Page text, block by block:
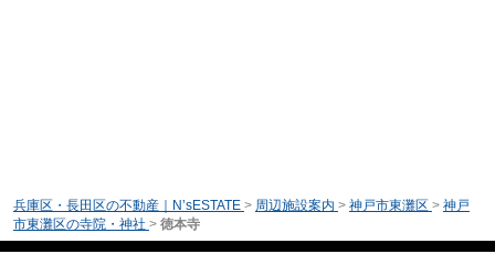
兵庫区・長田区の不動産｜N’sESTATE > 周辺施設案内 > 神戸市東灘区 > 神戸
市東灘区の寺院・神社 > 徳本寺